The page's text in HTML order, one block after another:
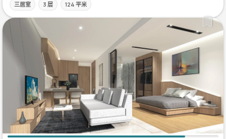
三居室 3 层 124 平米